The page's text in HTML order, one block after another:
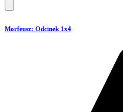
Morfeusz: Odcinek 1x4